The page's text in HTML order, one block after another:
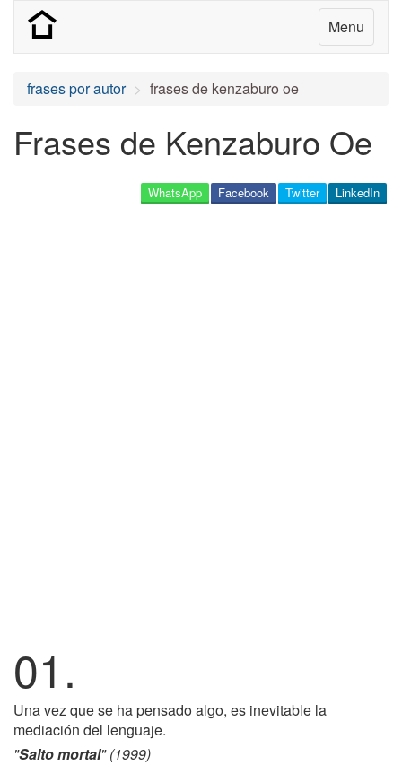
Menu
frases por autor frases de kenzaburo oe
Frases de Kenzaburo Oe
LinkedIn
Twitter
Facebook
WhatsApp
01.
Una vez que se ha pensado algo, es inevitable la
mediación del lenguaje.
"Salto mortal" (1999)